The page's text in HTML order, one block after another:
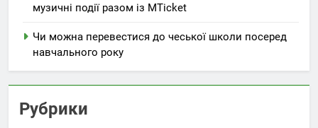
музичні події разом із MTicket
Чи можна перевестися до чеської школи посеред
навчального року
Рубрики